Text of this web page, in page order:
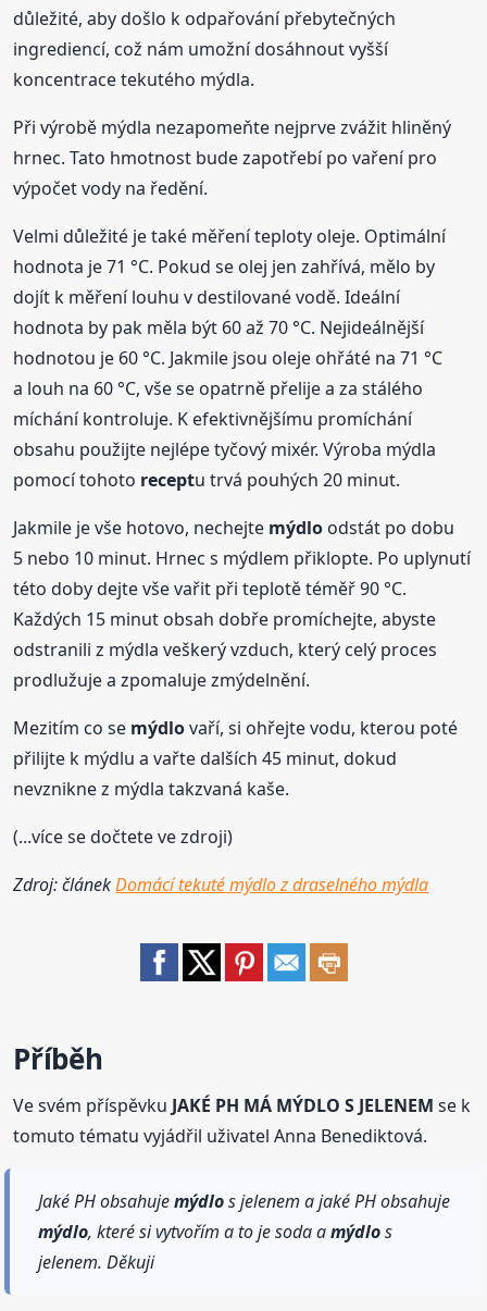
důležité, aby došlo k odpařování přebytečných
ingrediencí, což nám umožní dosáhnout vyšší
koncentrace tekutého mýdla.
Při výrobě mýdla nezapomeňte nejprve zvážit hliněný
hrnec. Tato hmotnost bude zapotřebí po vaření pro
výpočet vody na ředění.
Velmi důležité je také měření teploty oleje. Optimální
hodnota je 71 °C. Pokud se olej jen zahřívá, mělo by
dojít k měření louhu v destilované vodě. Ideální
hodnota by pak měla být 60 až 70 °C. Nejideálnější
hodnotou je 60 °C. Jakmile jsou oleje ohřáté na 71 °C
a louh na 60 °C, vše se opatrně přelije a za stálého
míchání kontroluje. K efektivnějšímu promíchání
obsahu použijte nejlépe tyčový mixér. Výroba mýdla
pomocí tohoto receptu trvá pouhých 20 minut.
Jakmile je vše hotovo, nechejte mýdlo odstát po dobu
5 nebo 10 minut. Hrnec s mýdlem přiklopte. Po uplynutí
této doby dejte vše vařit při teplotě téměř 90 °C.
Každých 15 minut obsah dobře promíchejte, abyste
odstranili z mýdla veškerý vzduch, který celý proces
prodlužuje a zpomaluje zmýdelnění.
Mezitím co se mýdlovaří, si ohřejte vodu, kterou poté
přilijte k mýdlu a vařte dalších 45 minut, dokud
nevznikne z mýdla takzvaná kaše.
(...více se dočtete ve zdroji)
Zdroj: článekDomácí tekuté mýdlo z draselného mýdla
Příběh
Ve svém příspěvku JAKÉ PH MÁ MÝDLO S JELENEM se k
tomuto tématu vyjádřil uživatel Anna Benediktová.
Jaké PH obsahujemýdlos jelenem a jaké PH obsahuje
mýdlo, které si vytvořím a to je soda amýdlos
jelenem. Děkuji